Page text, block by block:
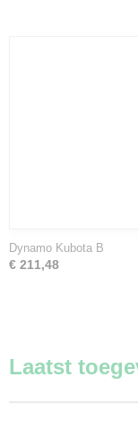
Dynamo Kubota B
€ 211,48
Laatst